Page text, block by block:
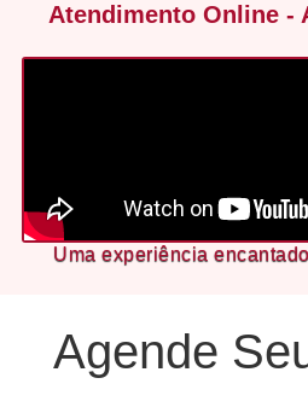
Atendimento Online -
Uma experiência
Agende